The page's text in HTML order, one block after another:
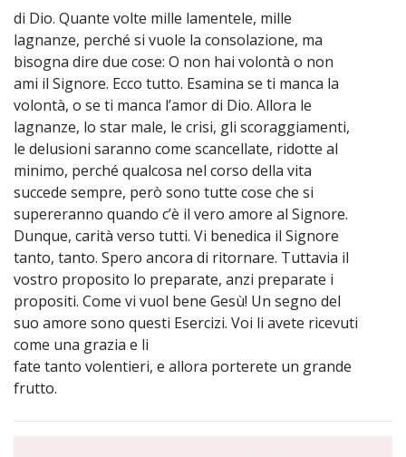
di Dio. Quante volte mille lamentele, mille
lagnanze, perché si vuole la consolazione, ma
bisogna dire due cose: O non hai volontà o non
ami il Signore. Ecco tutto. Esamina se ti manca la
volontà, o se ti manca l’amor di Dio. Allora le
lagnanze, lo star male, le crisi, gli scoraggiamenti,
le delusioni saranno come scancellate, ridotte al
minimo, perché qualcosa nel corso della vita
succede sempre, però sono tutte cose che si
supereranno quando c’è il vero amore al Signore.
Dunque, carità verso tutti. Vi benedica il Signore
tanto, tanto. Spero ancora di ritornare. Tuttavia il
vostro proposito lo preparate, anzi preparate i
propositi. Come vi vuol bene Gesù! Un segno del
suo amore sono questi Esercizi. Voi li avete ricevuti
come una grazia e li
fate tanto volentieri, e allora porterete un grande
frutto.